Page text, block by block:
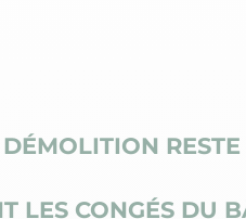
DÉMOLITION
LES CONGÉS DU